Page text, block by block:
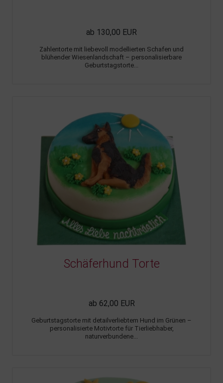
ab 130,00 EUR
Zahlentorte mit liebevoll modellierten Schafen und
blühender Wiesenlandschaft – personalisierbare
Geburtstagstorte...
Schäferhund Torte
ab 62,00 EUR
Geburtstagstorte mit detailverliebtem Hund im Grünen –
personalisierte Motivtorte für Tierliebhaber,
naturverbundene...